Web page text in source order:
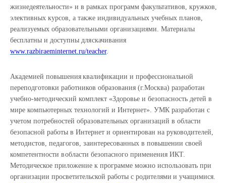
жизнедеятельности» и в рамках программ факультативов,
кружков,
элективных курсов, а также индивидуальных учебных планов,
реализуемых образовательными организациями. Материалы
бесплатны и доступны дляскачивания
www.razbiraeminternet.ru/teacher.
Академией повышения квалификации и профессиональной
переподготовки работников образования (г.Москва) разработан
учебно-методический комплект «Здоровье и безопасность детей в
мире компьютерных технологий и Интернет». УМК разработан с
учетом потребностей образовательных организаций в области
безопасной работы в Интернет и ориентирован на руководителей,
методистов, педагогов, заинтересованных в повышении своей
компетентности вобласти безопасного применения ИКТ.
Методическое приложение к программе можно использовать при
организации просветительской работы с родителями иучащимися.